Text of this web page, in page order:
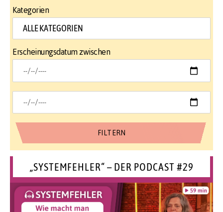
Kategorien
Erscheinungsdatum zwischen
„SYSTEMFEHLER“ – DER PODCAST #29